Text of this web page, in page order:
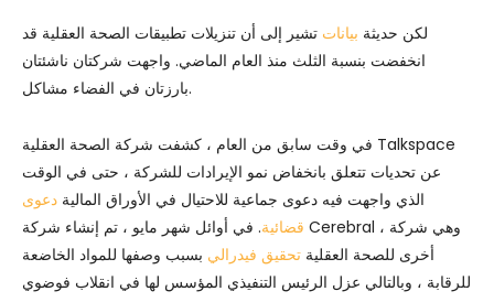
لكن حديثة بيانات تشير إلى أن تنزيلات تطبيقات الصحة العقلية قد
انخفضت بنسبة الثلث منذ العام الماضي. واجهت شركتان ناشئتان
بارزتان في الفضاء مشاكل.
في وقت سابق من العام ، كشفت شركة الصحة العقلية Talkspace
عن تحديات تتعلق بانخفاض نمو الإيرادات للشركة ، حتى في الوقت
الذي واجهت فيه دعوى جماعية للاحتيال في الأوراق المالية دعوى
قضائية. في أوائل شهر مايو ، تم إنشاء شركة Cerebral ، وهي شركة
أخرى للصحة العقلية تحقيق فيدرالي بسبب وصفها للمواد الخاضعة
للرقابة ، وبالتالي عزل الرئيس التنفيذي المؤسس لها في انقلاب فوضوي